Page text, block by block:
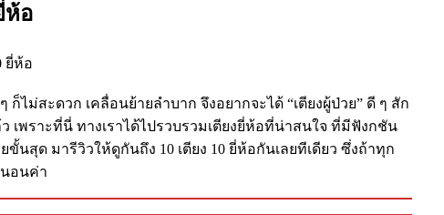
ห้อ
ไม่สะดวก เคลื่อนย้ายลำบาก จึงอยากจะได้ “เตียงผู้ป่วย” ดี ๆ สัก
พราะที่นี่ ทางเราได้ไปรวบรวมเตียงยี่ห้อที่น่าสนใจ ที่มีฟังกชัน
สุด มารีวิวให้ดูกันถึง 10 เตียง 10 ยี่ห้อกันเลยทีเดียว ซึ่งถ้าทุก
นอนค่า